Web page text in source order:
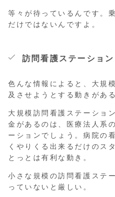
等々が待っているんです。
だけではないんですよ。
訪問看護ステーション
色んな情報によると、大規
及させようとする動きがあ
大規模訪問看護ステーショ
金があるのは、医療法人系
ーションでしょう。病院の
くやりくる出来るだけのス
とっとは有利な動き。
小さな規模の訪問看護ステ
っていないと厳しい。